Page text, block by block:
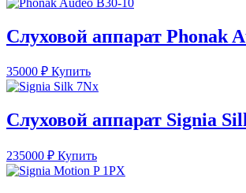
Слуховой аппарат Phonak
35000 ₽ Купить
Слуховой аппарат Signia
235000 ₽ Купить